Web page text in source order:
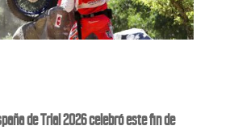
de Trial 2026 celebró este fin de